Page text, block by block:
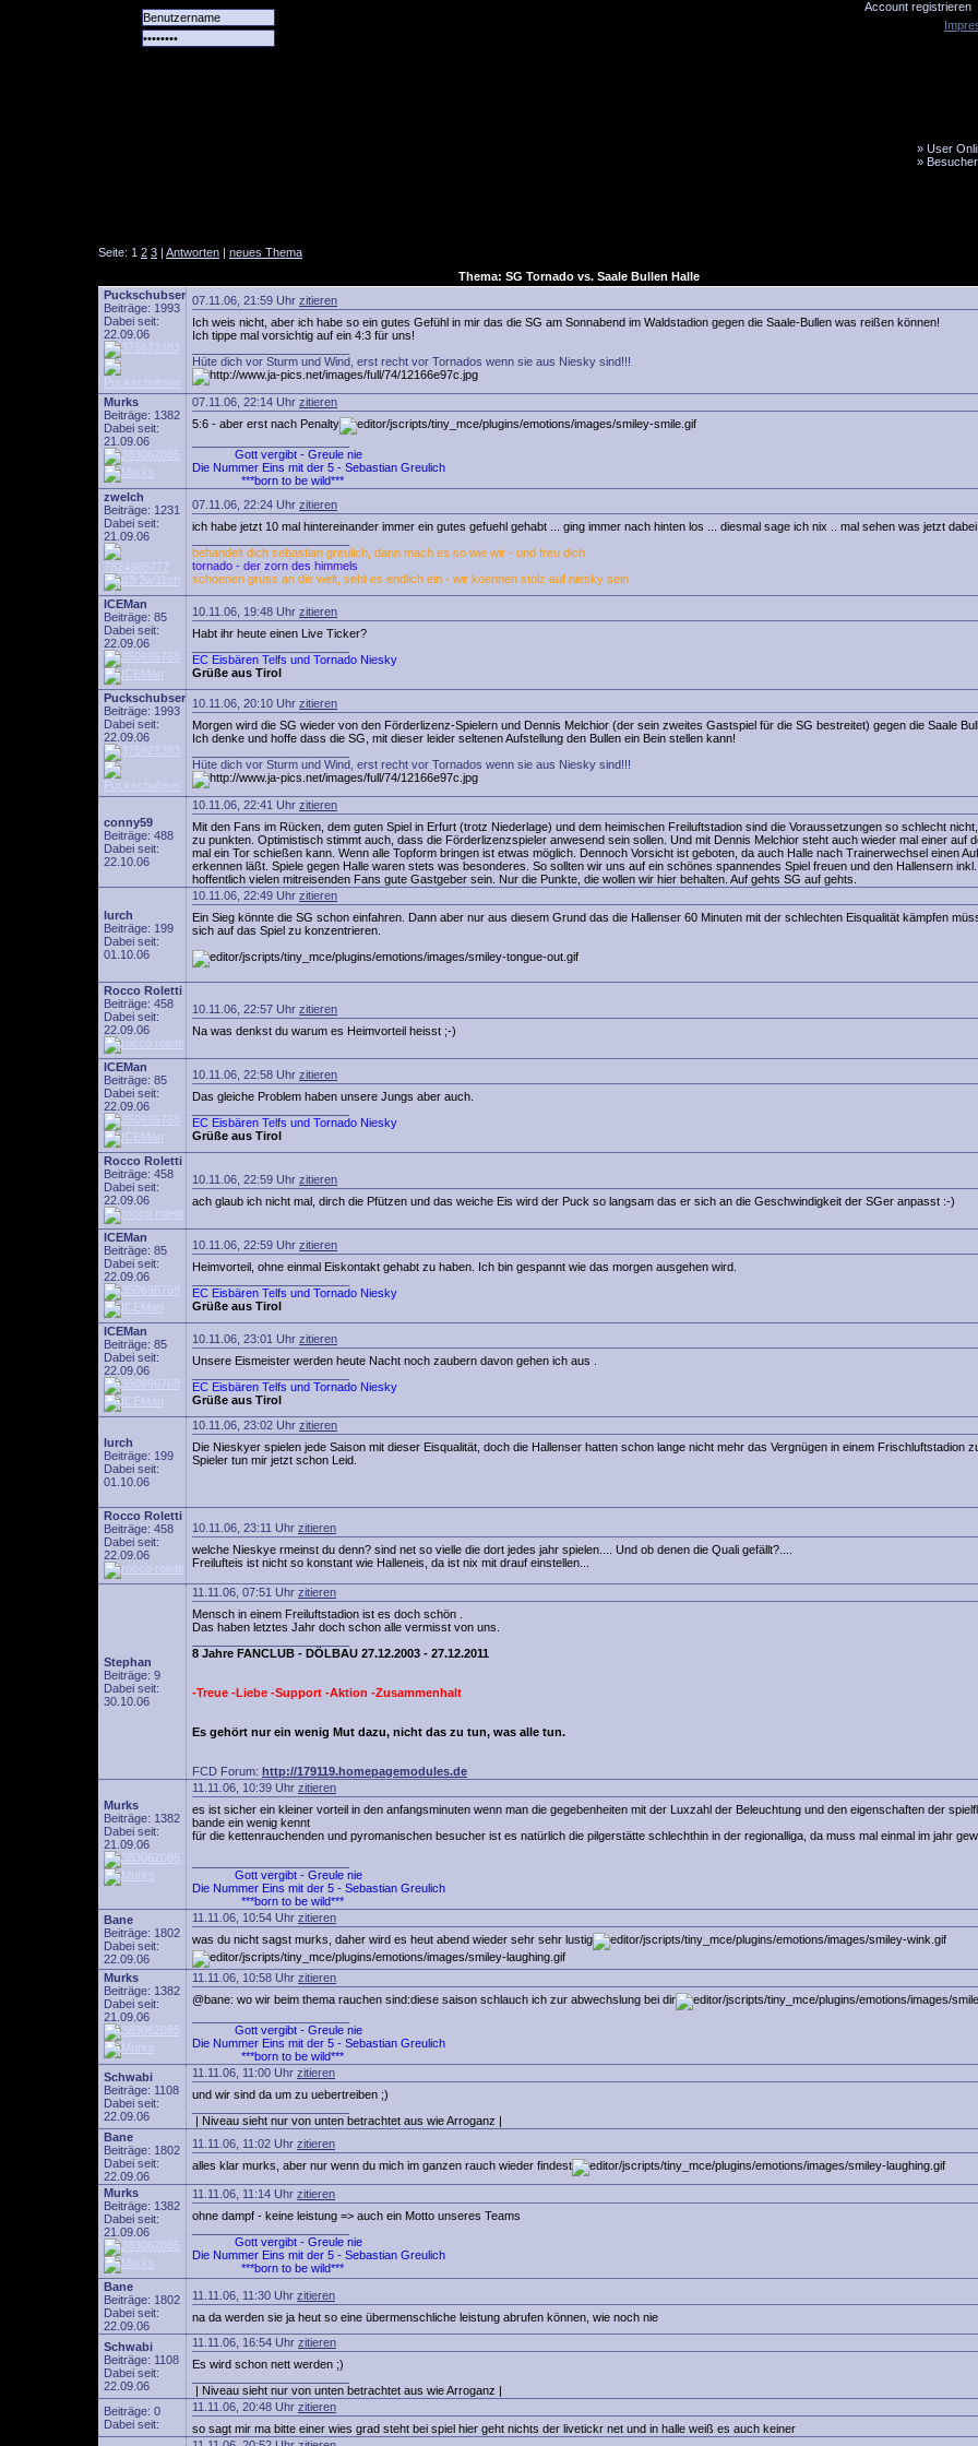
Account registrieren
» User
»
Seite: 1 2 3 | Antworten | neues Thema
Thema: SG Tornado vs. Saale Bullen Halle
Puckschubser
Beiträge: 1993
Dabei seit:
22.09.06
07.11.06, 21:59 Uhr zitieren
Ich weis nicht, aber ich habe so ein gutes Gefühl in mir das die SG am Sonnabend im Waldstadion gegen die Saale-Bullen was reißen können!
Ich tippe mal vorsichtig auf ein 4:3 für uns!
Hüte dich vor Sturm und Wind, erst recht vor Tornados wenn sie aus Niesky sind!!!
Murks
Beiträge: 1382
Dabei seit:
21.09.06
07.11.06, 22:14 Uhr zitieren
5:6 - aber erst nach Penalty
Gott vergibt - Greule nie
Die Nummer Eins mit der 5 - Sebastian Greulich
***born to be wild***
zwelch
Beiträge: 1231
Dabei seit:
21.09.06
07.11.06, 22:24 Uhr zitieren
ich habe jetzt 10 mal hintereinander immer ein gutes gefuehl gehabt ... ging immer nach hinten los ... diesmal sage ich nix .. mal sehen was jetzt
behandelt dich sebastian greulich, dann mach es so wie wir - und freu dich.
tornado - der zorn des himmels
schoenen gruss an die welt, seht es endlich ein - wir koennen stolz auf niesky sein.
ICEMan
Beiträge: 85
Dabei seit:
22.09.06
10.11.06, 19:48 Uhr zitieren
Habt ihr heute einen Live Ticker?
EC Eisbären Telfs und Tornado Niesky
Grüße aus Tirol
Puckschubser
Beiträge: 1993
Dabei seit:
22.09.06
10.11.06, 20:10 Uhr zitieren
Morgen wird die SG wieder von den Förderlizenz-Spielern und Dennis Melchior (der sein zweites Gastspiel für die SG bestreitet) gegen die Saale
Ich denke und hoffe dass die SG, mit dieser leider seltenen Aufstellung den Bullen ein Bein stellen kann!
Hüte dich vor Sturm und Wind, erst recht vor Tornados wenn sie aus Niesky sind!!!
conny59
Beiträge: 488
Dabei seit:
22.10.06
10.11.06, 22:41 Uhr zitieren
Mit den Fans im Rücken, dem guten Spiel in Erfurt (trotz Niederlage) und dem heimischen Freiluftstadion sind die Voraussetzungen so schlecht
zu punkten. Optimistisch stimmt auch, dass die Förderlizenzspieler anwesend sein sollen. Und mit Dennis Melchior steht auch wieder mal einer auf
mal ein Tor schießen kann. Wenn alle Topform bringen ist etwas möglich. Dennoch Vorsicht ist geboten, da auch Halle nach Trainerwechsel einen
erkennen läßt. Spiele gegen Halle waren stets was besonderes. So sollten wir uns auf ein schönes spannendes Spiel freuen und den Hallensern
hoffentlich vielen mitreisenden Fans gute Gastgeber sein. Nur die Punkte, die wollen wir hier behalten. Auf gehts SG auf gehts.
lurch
Beiträge: 199
Dabei seit:
01.10.06
10.11.06, 22:49 Uhr zitieren
Ein Sieg könnte die SG schon einfahren. Dann aber nur aus diesem Grund das die Hallenser 60 Minuten mit der schlechten Eisqualität kämpfen
sich auf das Spiel zu konzentrieren.
Rocco Roletti
Beiträge: 458
Dabei seit:
22.09.06
10.11.06, 22:57 Uhr zitieren
Na was denkst du warum es Heimvorteil heisst ;-)
ICEMan
Beiträge: 85
Dabei seit:
22.09.06
10.11.06, 22:58 Uhr zitieren
Das gleiche Problem haben unsere Jungs aber auch.
EC Eisbären Telfs und Tornado Niesky
Grüße aus Tirol
Rocco Roletti
Beiträge: 458
Dabei seit:
22.09.06
10.11.06, 22:59 Uhr zitieren
ach glaub ich nicht mal, dirch die Pfützen und das weiche Eis wird der Puck so langsam das er sich an die Geschwindigkeit der SGer anpasst :-)
ICEMan
Beiträge: 85
Dabei seit:
22.09.06
10.11.06, 22:59 Uhr zitieren
Heimvorteil, ohne einmal Eiskontakt gehabt zu haben. Ich bin gespannt wie das morgen ausgehen wird.
EC Eisbären Telfs und Tornado Niesky
Grüße aus Tirol
ICEMan
Beiträge: 85
Dabei seit:
22.09.06
10.11.06, 23:01 Uhr zitieren
Unsere Eismeister werden heute Nacht noch zaubern davon gehen ich aus .
EC Eisbären Telfs und Tornado Niesky
Grüße aus Tirol
lurch
Beiträge: 199
Dabei seit:
01.10.06
10.11.06, 23:02 Uhr zitieren
Die Nieskyer spielen jede Saison mit dieser Eisqualität, doch die Hallenser hatten schon lange nicht mehr das Vergnügen in einem Frischluftstadion
Spieler tun mir jetzt schon Leid.
Rocco Roletti
Beiträge: 458
Dabei seit:
22.09.06
10.11.06, 23:11 Uhr zitieren
welche Nieskye rmeinst du denn? sind net so vielle die dort jedes jahr spielen.... Und ob denen die Quali gefällt?....
Freilufteis ist nicht so konstant wie Halleneis, da ist nix mit drauf einstellen...
Stephan
Beiträge: 9
Dabei seit:
30.10.06
11.11.06, 07:51 Uhr zitieren
Mensch in einem Freiluftstadion ist es doch schön .
Das haben letztes Jahr doch schon alle vermisst von uns.
8 Jahre FANCLUB - DÖLBAU 27.12.2003 - 27.12.2011
-Treue -Liebe -Support -Aktion -Zusammenhalt
Es gehört nur ein wenig Mut dazu, nicht das zu tun, was alle tun.
FCD Forum: http://179119.homepagemodules.de
Murks
Beiträge: 1382
Dabei seit:
21.09.06
11.11.06, 10:39 Uhr zitieren
es ist sicher ein kleiner vorteil in den anfangsminuten wenn man die gegebenheiten mit der Luxzahl der Beleuchtung und den eigenschaften der
bande ein wenig kennt
für die kettenrauchenden und pyromanischen besucher ist es natürlich die pilgerstätte schlechthin in der regionalliga, da muss mal einmal im jahr
Gott vergibt - Greule nie
Die Nummer Eins mit der 5 - Sebastian Greulich
***born to be wild***
Bane
Beiträge: 1802
Dabei seit:
22.09.06
11.11.06, 10:54 Uhr zitieren
was du nicht sagst murks, daher wird es heut abend wieder sehr sehr lustig
Murks
Beiträge: 1382
Dabei seit:
21.09.06
11.11.06, 10:58 Uhr zitieren
@bane: wo wir beim thema rauchen sind:diese saison schlauch ich zur abwechslung bei dir
Gott vergibt - Greule nie
Die Nummer Eins mit der 5 - Sebastian Greulich
***born to be wild***
Schwabi
Beiträge: 1108
Dabei seit:
22.09.06
11.11.06, 11:00 Uhr zitieren
und wir sind da um zu uebertreiben ;)
| Niveau sieht nur von unten betrachtet aus wie Arroganz |
Bane
Beiträge: 1802
Dabei seit:
22.09.06
11.11.06, 11:02 Uhr zitieren
alles klar murks, aber nur wenn du mich im ganzen rauch wieder findest
Murks
Beiträge: 1382
Dabei seit:
21.09.06
11.11.06, 11:14 Uhr zitieren
ohne dampf - keine leistung => auch ein Motto unseres Teams
Gott vergibt - Greule nie
Die Nummer Eins mit der 5 - Sebastian Greulich
***born to be wild***
Bane
Beiträge: 1802
Dabei seit:
22.09.06
11.11.06, 11:30 Uhr zitieren
na da werden sie ja heut so eine übermenschliche leistung abrufen können, wie noch nie
Schwabi
Beiträge: 1108
Dabei seit:
22.09.06
11.11.06, 16:54 Uhr zitieren
Es wird schon nett werden ;)
| Niveau sieht nur von unten betrachtet aus wie Arroganz |
Beiträge: 0
Dabei seit:
11.11.06, 20:48 Uhr zitieren
so sagt mir ma bitte einer wies grad steht bei spiel hier geht nichts der livetickr net und in halle weiß es auch keiner